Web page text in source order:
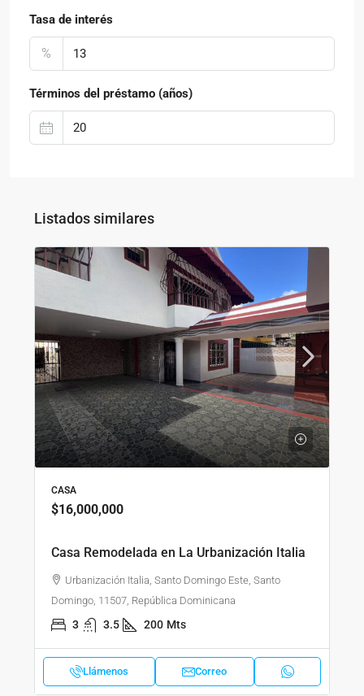
Tasa de interés
%
Términos del préstamo (años)
Listados similares
CASA
$16,000,000
Casa Remodelada en La Urbanización Italia
Urbanización Italia, Santo Domingo Este, Santo
Domingo, 11507, República Dominicana
3 3.5 200 Mts
Llámenos Correo